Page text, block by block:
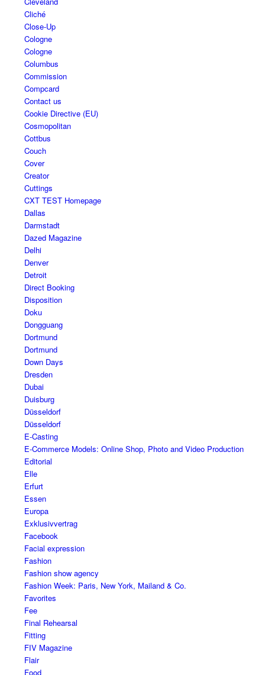
Cliché
Close-Up
Cologne
Cologne
Columbus
Commission
Compcard
Contact us
Cookie Directive (EU)
Cosmopolitan
Cottbus
Couch
Cover
Creator
Cuttings
CXT TEST Homepage
Dallas
Darmstadt
Dazed Magazine
Delhi
Denver
Detroit
Direct Booking
Disposition
Doku
Dongguang
Dortmund
Dortmund
Down Days
Dresden
Dubai
Duisburg
Düsseldorf
Düsseldorf
E-Casting
E-Commerce Models: Online Shop, Photo and Video Production
Editorial
Elle
Erfurt
Essen
Europa
Exklusivvertrag
Facebook
Facial expression
Fashion
Fashion show agency
Fashion Week: Paris, New York, Mailand & Co.
Favorites
Fee
Final Rehearsal
Fitting
FIV Magazine
Flair
Food